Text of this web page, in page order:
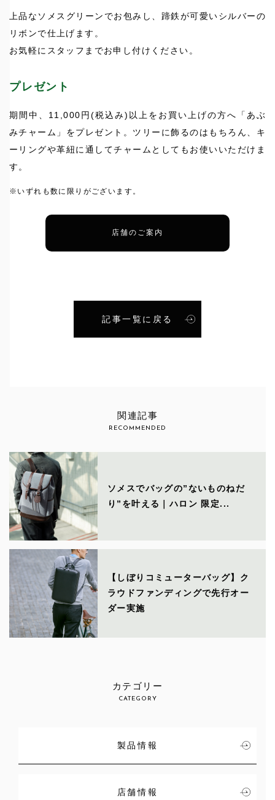
上品なソメスグリーンでお包みし、蹄鉄が可愛いシルバーの
リボンで仕上げます。
お気軽にスタッフまでお申し付けください。
プレゼント
期間中、11,000円(税込み)以上をお買い上げの方へ「あぶ
みチャーム」をプレゼント。ツリーに飾るのはもちろん、キ
ーリングや革紐に通してチャームとしてもお使いいただけま
す。
※いずれも数に限りがございます。
店舗のご案内
記事一覧に戻る
関連記事
RECOMMENDED
ソメスでバッグの”ないものねだ
り”を叶える｜ハロン 限定...
【しぼりコミューターバッグ】ク
ラウドファンディングで先行オー
ダー実施
カテゴリー
CATEGORY
製品情報
店舗情報